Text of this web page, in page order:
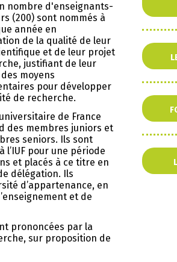
nombre d'enseignants-
(200) sont nommés à
année en
de la qualité de leur
et de leur projet
justifiant de leur
moyens
pour développer
de recherche.
de France
des membres juniors et
seniors. Ils sont
l’IUF pour une période
et placés à ce titre en
délégation. Ils
d’appartenance, en
et de
prononcées par la
sur proposition de